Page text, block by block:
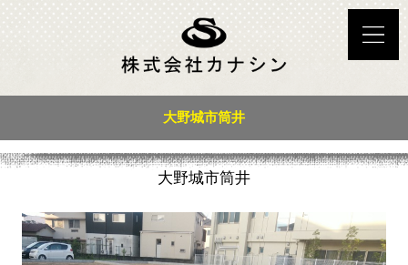
大野城市筒井
大野城市筒井